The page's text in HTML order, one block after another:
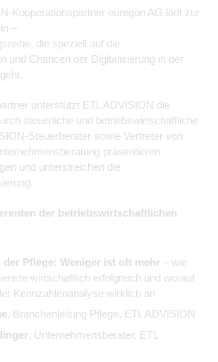
Kooperationspartner euregon AG lädt zur
–
die speziell auf die
und Chancen der Digitalisierung in der
unterstützt ETL ADVISION die
steuerliche und betriebswirtschaftliche
Steuerberater sowie Vertreter von
präsentieren
und unterstreichen die
der betriebswirtschaftlichen
der Pflege: Weniger ist oft mehr – wie
wirtschaftlich erfolgreich und worauf
Kennzahlenanalyse wirklich an
, Branchenleitung Pflege, ETL ADVISION
, Unternehmensberater, ETL